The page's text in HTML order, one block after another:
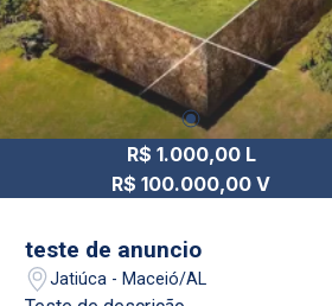
R$ 1.000,00 L
R$ 100.000,00 V
teste de anuncio
Jatiúca - Maceió/AL